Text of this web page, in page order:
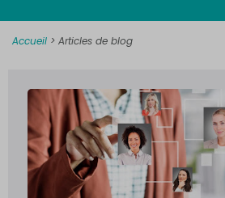
Accueil > Articles de blog